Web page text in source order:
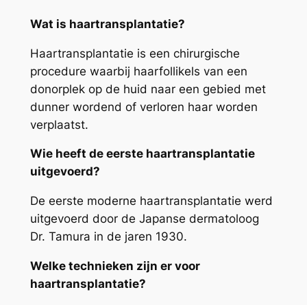
Wat is haartransplantatie?
Haartransplantatie is een chirurgische
procedure waarbij haarfollikels van een
donorplek op de huid naar een gebied met
dunner wordend of verloren haar worden
verplaatst.
Wie heeft de eerste haartransplantatie
uitgevoerd?
De eerste moderne haartransplantatie werd
uitgevoerd door de Japanse dermatoloog
Dr. Tamura in de jaren 1930.
Welke technieken zijn er voor
haartransplantatie?